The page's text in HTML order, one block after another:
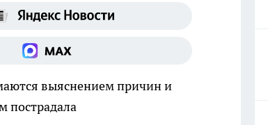
выяснением причин и
пострадала